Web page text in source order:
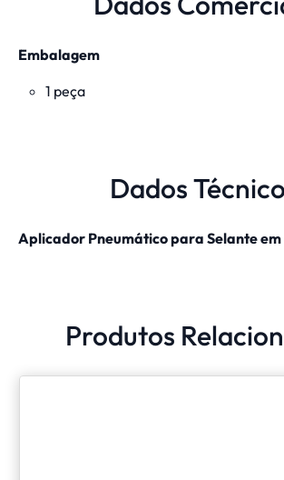
Embalagem
1 peça
Dados
Aplicador Pneumático para Selante em
Produtos